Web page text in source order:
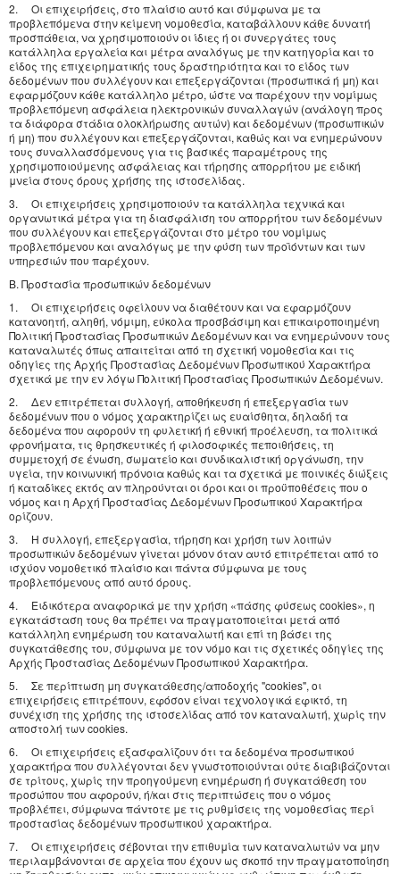
2. Οι επιχειρήσεις, στο πλαίσιο αυτό και σύμφωνα με τα
προβλεπόμενα στην κείμενη νομοθεσία, καταβάλλουν κάθε δυνατή
προσπάθεια, να χρησιμοποιούν οι ίδιες ή οι συνεργάτες τους
κατάλληλα εργαλεία και μέτρα αναλόγως με την κατηγορία και το
είδος της επιχειρηματικής τους δραστηριότητα και το είδος των
δεδομένων που συλλέγουν και επεξεργάζονται (προσωπικά ή μη) και
εφαρμόζουν κάθε κατάλληλο μέτρο, ώστε να παρέχουν την νομίμως
προβλεπόμενη ασφάλεια ηλεκτρονικών συναλλαγών (ανάλογη προς
τα διάφορα στάδια ολοκλήρωσης αυτών) και δεδομένων (προσωπικών
ή μη) που συλλέγουν και επεξεργάζονται, καθώς και να ενημερώνουν
τους συναλλασσόμενους για τις βασικές παραμέτρους της
χρησιμοποιούμενης ασφάλειας και τήρησης απορρήτου με ειδική
μνεία στους όρους χρήσης της ιστοσελίδας.
3. Οι επιχειρήσεις χρησιμοποιούν τα κατάλληλα τεχνικά και
οργανωτικά μέτρα για τη διασφάλιση του απορρήτου των δεδομένων
που συλλέγουν και επεξεργάζονται στο μέτρο του νομίμως
προβλεπόμενου και αναλόγως με την φύση των προϊόντων και των
υπηρεσιών που παρέχουν.
Β. Προστασία προσωπικών δεδομένων
1. Οι επιχειρήσεις οφείλουν να διαθέτουν και να εφαρμόζουν
κατανοητή, αληθή, νόμιμη, εύκολα προσβάσιμη και επικαιροποιημένη
Πολιτική Προστασίας Προσωπικών Δεδομένων και να ενημερώνουν τους
καταναλωτές όπως απαιτείται από τη σχετική νομοθεσία και τις
οδηγίες της Αρχής Προστασίας Δεδομένων Προσωπικού Χαρακτήρα
σχετικά με την εν λόγω Πολιτική Προστασίας Προσωπικών Δεδομένων.
2. Δεν επιτρέπεται συλλογή, αποθήκευση ή επεξεργασία των
δεδομένων που ο νόμος χαρακτηρίζει ως ευαίσθητα, δηλαδή τα
δεδομένα που αφορούν τη φυλετική ή εθνική προέλευση, τα πολιτικά
φρονήματα, τις θρησκευτικές ή φιλοσοφικές πεποιθήσεις, τη
συμμετοχή σε ένωση, σωματείο και συνδικαλιστική οργάνωση, την
υγεία, την κοινωνική πρόνοια καθώς και τα σχετικά με ποινικές διώξεις
ή καταδίκες εκτός αν πληρούνται οι όροι και οι προϋποθέσεις που ο
νόμος και η Αρχή Προστασίας Δεδομένων Προσωπικού Χαρακτήρα
ορίζουν.
3. Η συλλογή, επεξεργασία, τήρηση και χρήση των λοιπών
προσωπικών δεδομένων γίνεται μόνον όταν αυτό επιτρέπεται από το
ισχύον νομοθετικό πλαίσιο και πάντα σύμφωνα με τους
προβλεπόμενους από αυτό όρους.
4. Ειδικότερα αναφορικά με την χρήση «πάσης φύσεως cookies», η
εγκατάσταση τους θα πρέπει να πραγματοποιείται μετά από
κατάλληλη ενημέρωση του καταναλωτή και επί τη βάσει της
συγκατάθεσης του, σύμφωνα με τον νόμο και τις σχετικές οδηγίες της
Αρχής Προστασίας Δεδομένων Προσωπικού Χαρακτήρα.
5. Σε περίπτωση μη συγκατάθεσης/αποδοχής "cookies", οι
επιχειρήσεις επιτρέπουν, εφόσον είναι τεχνολογικά εφικτό, τη
συνέχιση της χρήσης της ιστοσελίδας από τον καταναλωτή, χωρίς την
αποστολή των cookies.
6. Οι επιχειρήσεις εξασφαλίζουν ότι τα δεδομένα προσωπικού
χαρακτήρα που συλλέγονται δεν γνωστοποιούνται ούτε διαβιβάζονται
σε τρίτους, χωρίς την προηγούμενη ενημέρωση ή συγκατάθεση του
προσώπου που αφορούν, ή/και στις περιπτώσεις που ο νόμος
προβλέπει, σύμφωνα πάντοτε με τις ρυθμίσεις της νομοθεσίας περί
προστασίας δεδομένων προσωπικού χαρακτήρα.
7. Οι επιχειρήσεις σέβονται την επιθυμία των καταναλωτών να μην
περιλαμβάνονται σε αρχεία που έχουν ως σκοπό την πραγματοποίηση